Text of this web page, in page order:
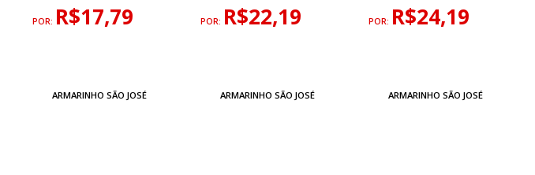
POR: R$17,79
ARMARINHO SÃO JOSÉ
POR: R$22,19
ARMARINHO SÃO JOSÉ
POR: R$24,19
ARMARINHO SÃO JOSÉ